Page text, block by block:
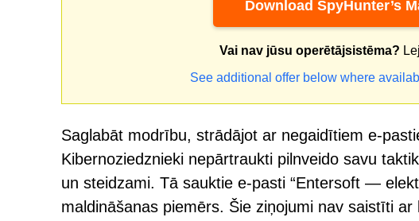
Download SpyHunter’s
Vai nav jūsu operētājsistēma?
See additional offer below where
Saglabāt modrību, strādājot ar negaidītiem e-
Kibernoziedznieki nepārtraukti pilnveido savu
un steidzami. Tā sauktie e-pasti “Entersoft —
maldināšanas piemērs. Šie ziņojumi nav saistīti